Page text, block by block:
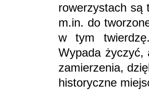
rowerzystach są
m.in. do
w tym
Wypada życzyć,
zamierzenia,
historyczne